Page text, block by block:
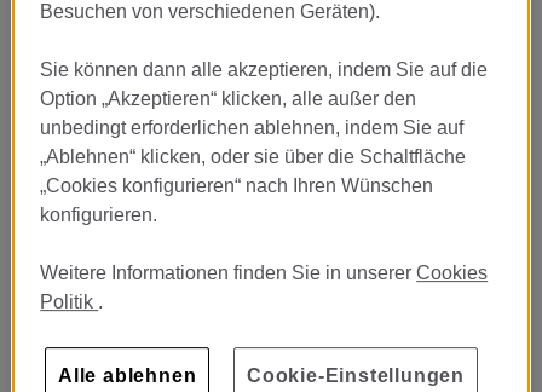
Besuchen von verschiedenen Geräten).
Sie können dann alle akzeptieren, indem Sie auf die
Option „Akzeptieren“ klicken, alle außer den
unbedingt erforderlichen ablehnen, indem Sie auf
„Ablehnen“ klicken, oder sie über die Schaltfläche
„Cookies konfigurieren“ nach Ihren Wünschen
konfigurieren.
Weitere Informationen finden Sie in unsererCookies
Politik .
Alle ablehnen Cookie-Einstellungen